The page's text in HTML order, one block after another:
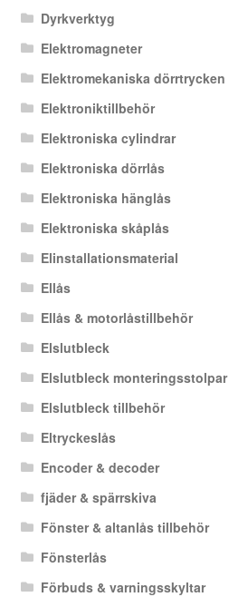
Dyrkverktyg
Elektromagneter
Elektromekaniska dörrtrycken
Elektroniktillbehör
Elektroniska cylindrar
Elektroniska dörrlås
Elektroniska hänglås
Elektroniska skåplås
Elinstallationsmaterial
Ellås
Ellås & motorlåstillbehör
Elslutbleck
Elslutbleck monteringsstolpar
Elslutbleck tillbehör
Eltryckeslås
Encoder & decoder
fjäder & spärrskiva
Fönster & altanlås tillbehör
Fönsterlås
Förbuds & varningsskyltar